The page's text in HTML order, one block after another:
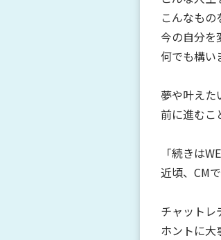
こんなも
今の自分を
何でも構い
夢や叶えた
前に進むこ
「続きは
近頃、CM
チャットレ
ホントに大